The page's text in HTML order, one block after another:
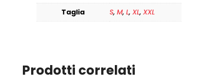
Taglia
S, M, L, XL, XXL
Prodotti correlati